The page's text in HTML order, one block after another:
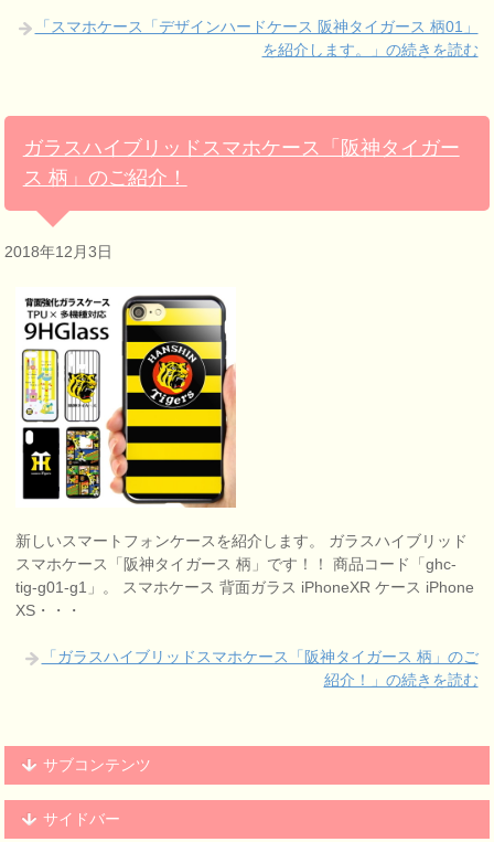
「スマホケース「デザインハードケース 阪神タイガース 柄01」
を紹介します。」の続きを読む
ガラスハイブリッドスマホケース「阪神タイガー
ス 柄」のご紹介！
2018年12月3日
新しいスマートフォンケースを紹介します。 ガラスハイブリッド
スマホケース「阪神タイガース 柄」です！！ 商品コード「ghc-
tig-g01-g1」。 スマホケース 背面ガラス iPhoneXR ケース iPhone
XS・・・
「ガラスハイブリッドスマホケース「阪神タイガース 柄」のご
紹介！」の続きを読む
サブコンテンツ
サイドバー